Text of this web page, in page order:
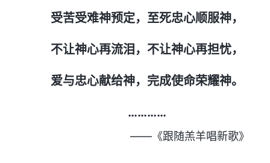
受苦受难神预定，至死忠心顺服神，
不让神心再流泪，不让神心再担忧，
爱与忠心献给神，完成使命荣耀神。
…………
——《跟随羔羊唱新歌》